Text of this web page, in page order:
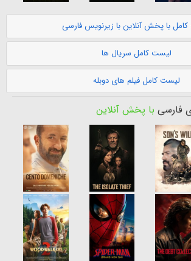
با پخش آنلاین با زیرنویس فارسی
لیست کامل سریال ها
لیست کامل فیلم های دوبله
فارسی با پخش آنلاین